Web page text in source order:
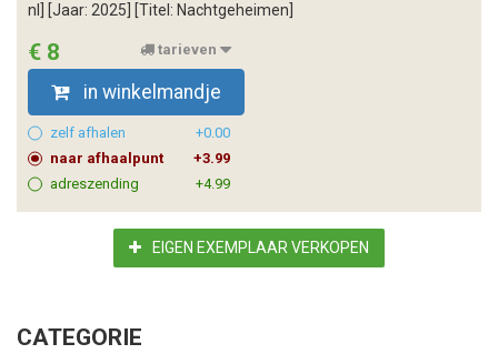
nl] [Jaar: 2025] [Titel: Nachtgeheimen]
€ 8 tarieven
in winkelmandje
zelf afhalen
+0.00
naar afhaalpunt
+3.99
adreszending
+4.99
EIGEN EXEMPLAAR VERKOPEN
CATEGORIE